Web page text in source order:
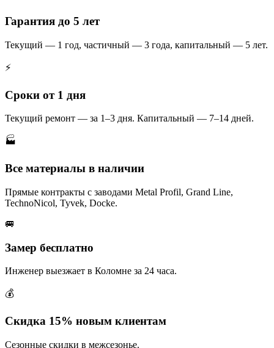
Гарантия до 5 лет
Текущий — 1 год, частичный — 3 года, капитальный — 5 лет.
⚡
Сроки от 1 дня
Текущий ремонт — за 1–3 дня. Капитальный — 7–14 дней.
🏭
Все материалы в наличии
Прямые контракты с заводами Metal Profil, Grand Line,
TechnoNicol, Tyvek, Docke.
🚐
Замер бесплатно
Инженер выезжает в Коломне за 24 часа.
💰
Скидка 15% новым клиентам
Сезонные скидки в межсезонье.